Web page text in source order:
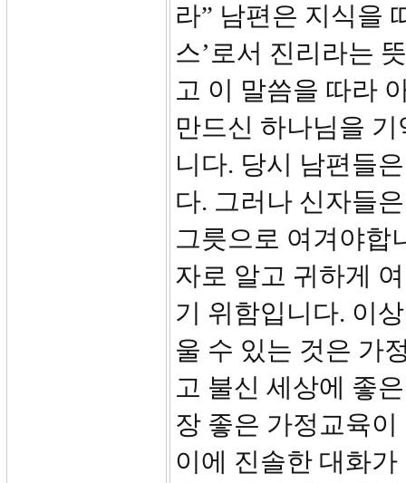
라” 남편은 지식을
스’로서 진리라는
고 이 말씀을 따라
만드신 하나님을
니다. 당시 남편들
다. 그러나 신자들
그릇으로 여겨야합
자로 알고 귀하게
기 위함입니다. 이
울 수 있는 것은 가
고 불신 세상에 좋
장 좋은 가정교육
이에 진솔한 대화